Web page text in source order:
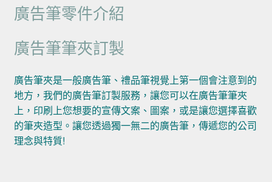
廣告筆零件介紹
廣告筆筆夾訂製
廣告筆夾是一般廣告筆、禮品筆視覺上第一個會注意到的
地方，我們的廣告筆訂製服務，讓您可以在廣告筆筆夾
上，印刷上您想要的宣傳文案、圖案，或是讓您選擇喜歡
的筆夾造型。讓您透過獨一無二的廣告筆，傳遞您的公司
理念與特質!